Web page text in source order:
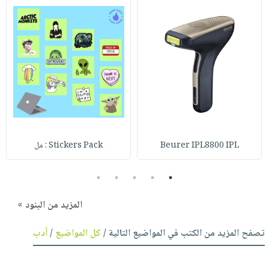
Beurer IPL8800 IPL Stickers Pack : مل
1
2
3
4
5
المزيد من البنود »
تصفح المزيد من الكتب في المواضيع التالية /كل المواضيع/أدب